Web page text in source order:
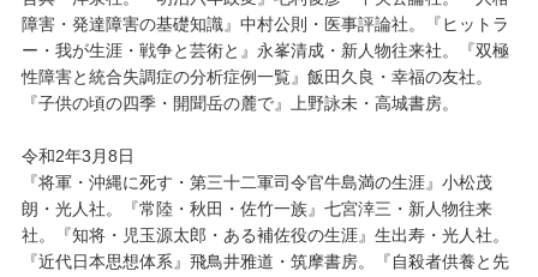
障害・発達障害の基礎知識』中村公則・医事評論社。『ヒットラ
ー・我が生涯・戦争と芸術と』永峯清成・新人物往来社。『双極
性障害と統合失調症の分析症例一覧』飯田久良・幸福の友社。
『子供の頃の四季・開聞岳の麓で』上野詠未・高城書房。
令和2年3月8日
『将軍・沖縄に死す・第三十二軍司令官牛島満の生涯』小松茂
朗・光人社。『常陸・秋田・佐竹一族』七宮涬三・新人物往来
社。『知将・児玉源太郎・ある補佐役の生涯』生出寿・光人社。
『近代日本思想体系』飛鳥井雅道・筑摩書房。『自殺者供養と先